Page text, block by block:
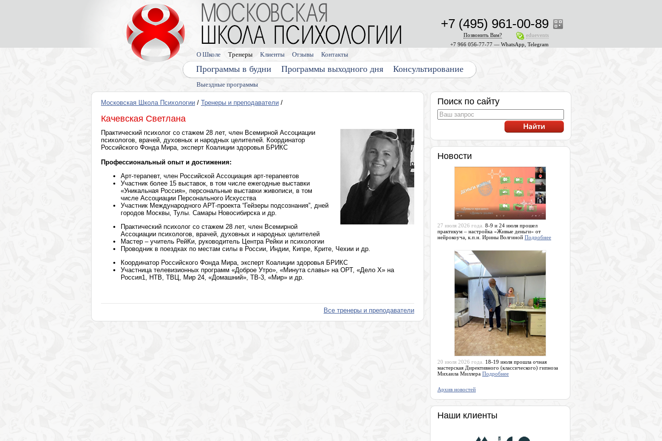
Выездные программы
Программы в будни Программы выходного дня Консультирование
О Школе Тренеры Клиенты Отзывы Контакты
+7 966 056-77-77 — WhatsApp, Telegram
eduevents
Позвонить Вам?
+7 (495) 961-00-89
Московская Школа Психологии / Тренеры и преподаватели /
Качевская Светлана
Практический психолог со стажем 28 лет, член Всемирной Ассоциации
психологов, врачей, духовных и народных целителей. Координатор
Российского Фонда Мира, эксперт Коалиции здоровья БРИКС
Профессиональный опыт и достижения:
Арт-терапевт, член Российской Ассоциация арт-терапевтов
Участник более 15 выставок, в том числе ежегодные выставки
«Уникальная Россия», персональные выставки живописи, в том
числе Ассоциации Персонального Искусства
Участник Международного АРТ-проекта “Гейзеры подсознания”, дней
городов Москвы, Тулы. Самары Новосибирска и др.
Практический психолог со стажем 28 лет, член Всемирной
Ассоциации психологов, врачей, духовных и народных целителей
Мастер – учитель РейКи, руководитель Центра Рейки и психологии
Проводник в поездках по местам силы в России, Индии, Кипре, Крите, Чехии и др.
Координатор Российского Фонда Мира, эксперт Коалиции здоровья БРИКС
Участница телевизионных программ «Доброе Утро», «Минута славы» на ОРТ, «Дело Х» на
Россия1, НТВ, ТВЦ, Мир 24, «Домашний», ТВ-3, «Мир» и др.
Все тренеры и преподаватели
Поиск по сайту
Новости
27 июля 2026 года. 8-9 и 24 июля прошел
практикум – настройка «Живые деньги» от
нейрокоуча, к.п.н. Ирины Волгиной Подробнее
20 июля 2026 года.
18-19 июля прошла очная
мастерская Директивного (классического) гипноза
Михаила Миллера Подробнее
Архив новостей
Наши клиенты